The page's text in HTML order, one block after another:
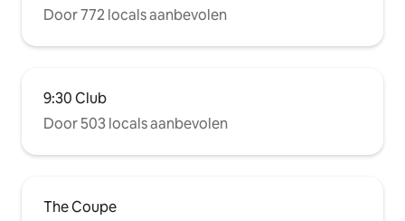
Door 772 locals aanbevolen
9:30 Club
Door 503 locals aanbevolen
The Coupe